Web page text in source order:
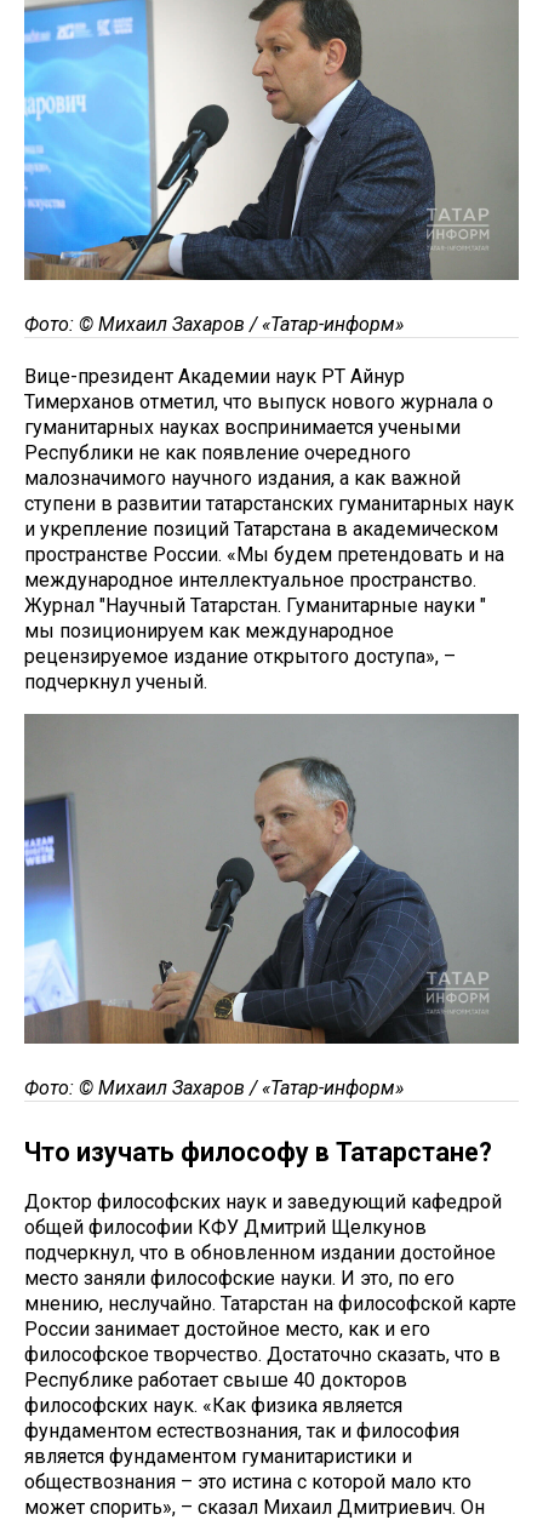
Фото: © Михаил Захаров / «Татар-информ»
Вице-президент Академии наук РТ Айнур
Тимерханов отметил, что выпуск нового журнала о
гуманитарных науках воспринимается учеными
Республики не как появление очередного
малозначимого научного издания, а как важной
ступени в развитии татарстанских гуманитарных наук
и укрепление позиций Татарстана в академическом
пространстве России. «Мы будем претендовать и на
международное интеллектуальное пространство.
Журнал "Научный Татарстан. Гуманитарные науки "
мы позиционируем как международное
рецензируемое издание открытого доступа», –
подчеркнул ученый.
Фото: © Михаил Захаров / «Татар-информ»
Что изучать философу в Татарстане?
Доктор философских наук и заведующий кафедрой
общей философии КФУ Дмитрий Щелкунов
подчеркнул, что в обновленном издании достойное
место заняли философские науки. И это, по его
мнению, неслучайно. Татарстан на философской карте
России занимает достойное место, как и его
философское творчество. Достаточно сказать, что в
Республике работает свыше 40 докторов
философских наук. «Как физика является
фундаментом естествознания, так и философия
является фундаментом гуманитаристики и
обществознания – это истина с которой мало кто
может спорить», – сказал Михаил Дмитриевич. Он